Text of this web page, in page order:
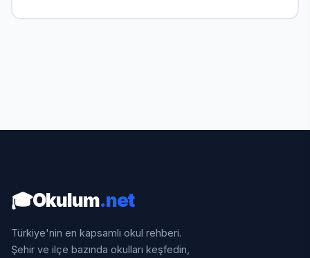
🎓Okulum.net
Türkiye'nin en kapsamlı okul rehberi.
Şehir ve ilçe bazında okulları keşfedin,